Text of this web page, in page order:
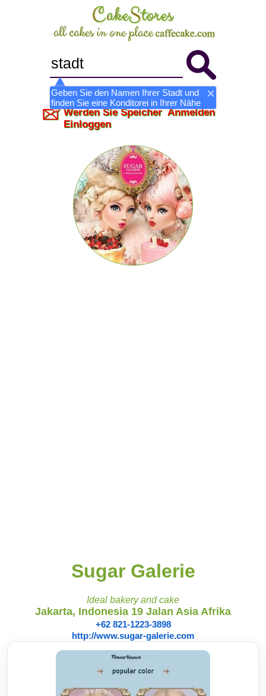
Geben Sie den Namen Ihrer Stadt und
finden Sie eine Konditorei in Ihrer Nähe
Werden Sie Speicher Anmelden
Einloggen
Sugar Galerie
Ideal bakery and cake
Jakarta, Indonesia 19 Jalan Asia Afrika
+62 821-1223-3898
http://www.sugar-galerie.com